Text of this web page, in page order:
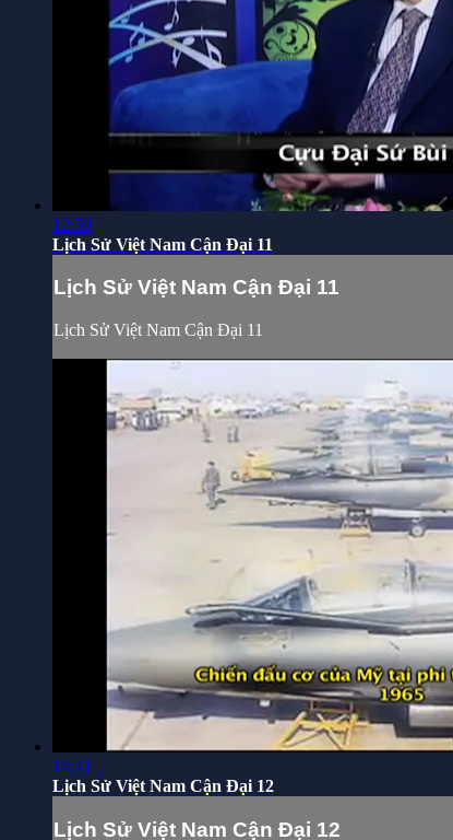
12:50
Lịch Sử Việt Nam Cận Đại 11
Lịch Sử Việt Nam Cận Đại 11
Lịch Sử Việt Nam Cận Đại 11
14:41
Lịch Sử Việt Nam Cận Đại 12
Lịch Sử Việt Nam Cận Đại 12